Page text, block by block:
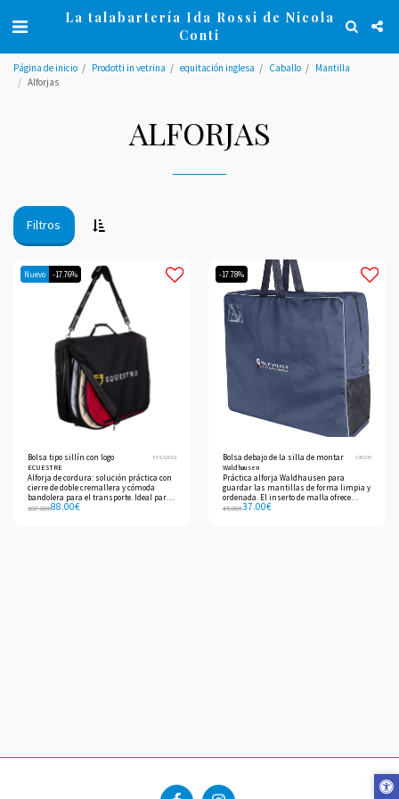
La talabartería Ida Rossi de Nicola
Conti
Página de inicio Prodotti in vetrina equitación inglesa Caballo
Mantilla
Alforjas
ALFORJAS
Filtros
Nuevo -17.76%
Bolsa tipo sillín con logo ETS02019
ECUESTRE
Alforja de cordura: solución práctica con
cierre de doble cremallera y cómoda
bandolera para el transporte. Ideal para
una organización eficiente y segura de
107.00€88.00€
-17.78%
Bolsa debajo de la silla de montar 195105
Waldhausen
Práctica alforja Waldhausen para
guardar las mantillas de forma limpia y
ordenada. El inserto de malla ofrece
espacio adicional para guardar diversos
45.00€37.00€